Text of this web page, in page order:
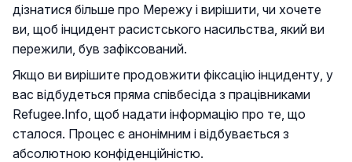
дізнатися більше про Мережу і вирішити, чи хочете
ви, щоб інцидент расистського насильства, який ви
пережили, був зафіксований.
Якщо ви вирішите продовжити фіксацію інциденту, у
вас відбудеться пряма співбесіда з працівниками
Refugee.Info, щоб надати інформацію про те, що
сталося. Процес є анонімним і відбувається з
абсолютною конфіденційністю.